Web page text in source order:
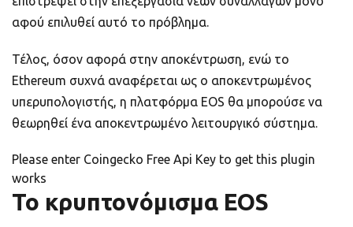
αφού επιλυθεί αυτό το πρόβλημα.
Τέλος, όσον αφορά στην αποκέντρωση, ενώ το
Ethereum συχνά αναφέρεται ως ο αποκεντρωμένος
υπερυπολογιστής, η πλατφόρμα EOS θα μπορούσε να
θεωρηθεί ένα αποκεντρωμένο λειτουργικό σύστημα.
Please enter Coingecko Free Api Key to get this plugin
works
Το κρυπτονόμισμα EOS